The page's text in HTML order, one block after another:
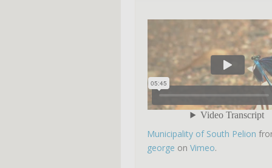
Municipality of South Pelion
george on Vimeo.